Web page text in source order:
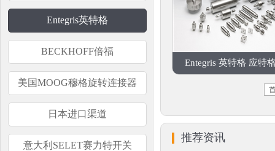
Entegris英特格
BECKHOFF倍福
美国MOOG穆格旋转连接器
日本进口渠道
意大利SELET赛力特开关
Entegris 英特格 应特
推荐资讯